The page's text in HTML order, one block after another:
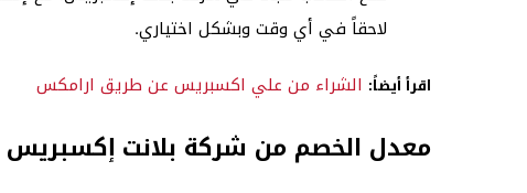
لاحقاً في أي وقت وبشكل اختياري.
اقرأ أيضاً: الشراء من علي اكسبريس عن طريق ارامكس
معدل الخصم من شركة بلانت إكسبريس